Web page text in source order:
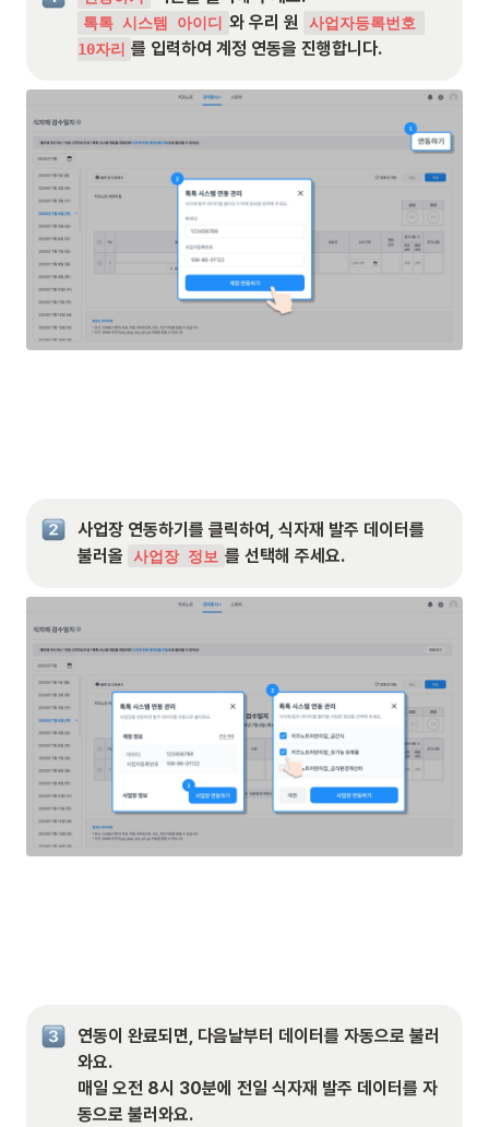
톡톡 시스템 아이디 와 우리 원
사업자등록번호
10자리 를 입력하여 계정 연동을 진행합니다.
사업장 연동하기를 클릭하여, 식자재 발주 데이터를
불러올
사업장 정보 를 선택해 주세요.
연동이 완료되면, 다음날부터 데이터를 자동으로 불러
와요.
매일 오전 8시 30분에 전일 식자재 발주 데이터를 자
동으로 불러와요.